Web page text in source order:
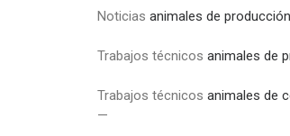
Noticias animales de producción
Trabajos técnicos animales de
Trabajos técnicos animales de
—